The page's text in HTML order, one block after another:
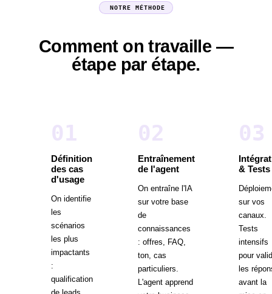
NOTRE MÉTHODE
Comment on travaille —
étape par étape.
01
Définition
des cas
d'usage
On identifie
les
scénarios
les plus
impactants
:
qualification
02
Entraînement
de l'agent
On entraîne l'IA
sur votre base
de
connaissances
: offres, FAQ,
ton, cas
particuliers.
L'agent apprend
03
& Tests
sur vos
canaux.
Tests
intensifs
pour
les
avant la